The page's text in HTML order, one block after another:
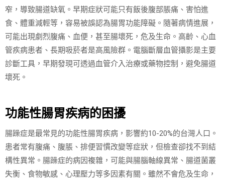
窄，導致腸道缺氧。早期症狀可能只有飯後腹部脹痛、害怕進
食、體重減輕等，容易被誤認為腸胃功能障礙。隨著病情進展，
可能出現劇烈腹痛、血便，甚至腸壞死，危及生命。高齡、心血
管疾病患者、長期吸菸者是高風險群。電腦斷層血管攝影是主要
診斷工具，早期發現可透過血管介入治療或藥物控制，避免腸道
壞死。
功能性腸胃疾病的困擾
腸躁症是最常見的功能性腸胃疾病，影響約10-20%的台灣人口。
患者常有腹痛、腹脹、排便習慣改變等症狀，但檢查卻找不到結
構性異常。腸躁症的病因複雜，可能與腸腦軸線異常、腸道菌叢
失衡、食物敏感、心理壓力等多因素有關。雖然不會危及生命，